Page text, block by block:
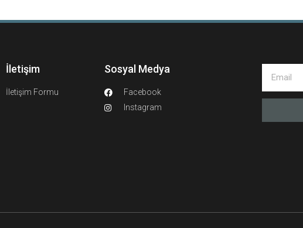
İletişim
İletişim Formu
Sosyal Medya
Facebook
Instagram